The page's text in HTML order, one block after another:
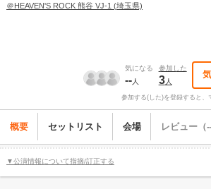
＠HEAVEN'S ROCK 熊谷 VJ-1 (埼玉県)
気になる
--人
参加した
3人
参加する(した)を登録すると、
概要 セットリスト 会場 レビュー（--
▼公演情報について指摘/訂正する